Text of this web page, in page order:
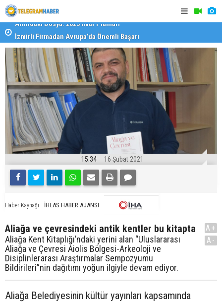
İzmirli Firmadan Avrupa’da Önemli Başarı
Devlet
15:34 16 Şubat 2021
Haber Kaynağı İHLAS HABER AJANSI
Aliağa ve çevresindeki antik kentler bu kitapta
Aliağa Kent Kitaplığı’ndaki yerini alan “Uluslararası
Aliağa ve Çevresi Aiolis Bölgesi-Arkeoloji ve
Disiplinlerarası Araştırmalar Sempozyumu
Bildirileri”nin dağıtımı yoğun ilgiyle devam ediyor.
A+
A-
Aliağa Belediyesinin kültür yayınları kapsamında